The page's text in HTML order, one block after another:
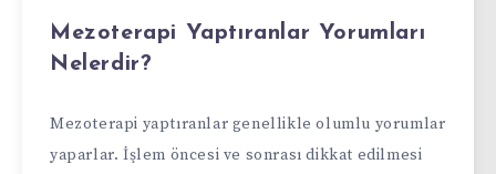
Mezoterapi Yaptıranlar Yorumları
Nelerdir?
Mezoterapi yaptıranlar genellikle olumlu yorumlar
yaparlar. İşlem öncesi ve sonrası dikkat edilmesi